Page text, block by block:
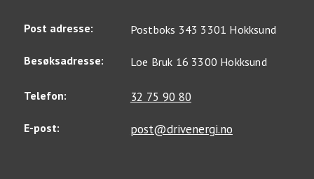
Post adresse: Postboks 343 3301 Hokksund
Besøksadresse: Loe Bruk 16 3300 Hokksund
Telefon: 32 75 90 80
E-post: post@drivenergi.no